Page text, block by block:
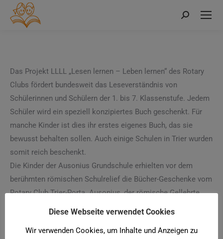
Search:
Das Projekt LLLL „Lesen lernen – Leben lernen“ des Rotary
Clubs fördert bundesweit das Leseverständnis von
Schülerinnen und Schülern der 1. bis 7. Klassenstufe. Jedem
Schüler wird ein speziell konzipiertes Buch geschenkt. Für
manche Kinder ist dies ihr erstes eigenes Buch, das sie
bewusst behalten sollen. Auch einige Schulen in Trier wurden
somit reich beschenkt.
Die Kinder der Ausonius Grundschule erhielten vor dem
berühmten römischen Schulrelief die Bücher-Geschenke vom
Rotary Club Trier-Porta. Ausonius, der römische Gellehrte
und Lehrer am Kaiserhof hätte sicherlich auch seine Freude
sein eigenes Buch, das es nach der gemeinsamen
Diese Webseite verwendet Cookies
Wir verwenden Cookies, um Inhalte und Anzeigen zu